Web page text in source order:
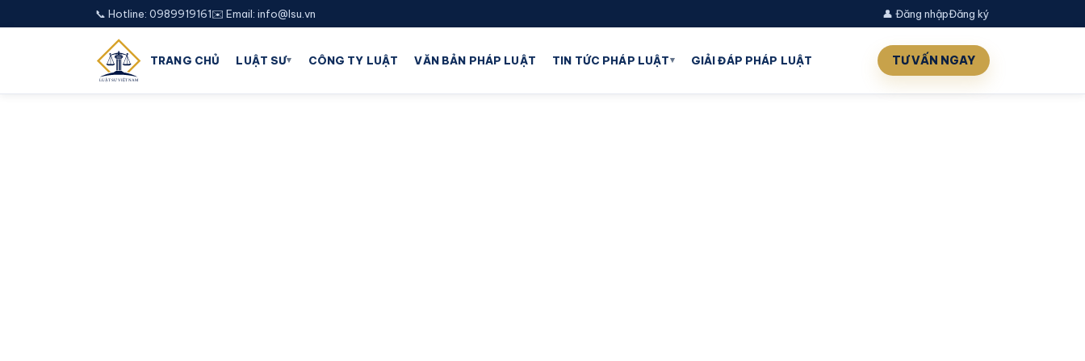
📞 Hotline: 0989919161✉️ Email: info@lsu.vn 👤 Đăng nhậpĐăng ký
TRANG CHỦ LUẬT SƯ▾ CÔNG TY LUẬT VĂN BẢN PHÁP LUẬT TIN TỨC PHÁP LUẬT▾ GIẢI ĐÁP PHÁP LUẬT TƯ VẤN NGAY